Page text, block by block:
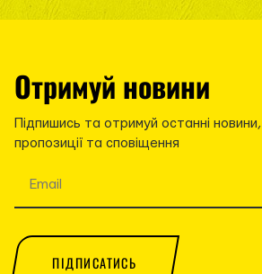
Отримуй новини
Підпишись та отримуй останні
пропозиції та сповіщення
ПІДПИСАТИСЬ